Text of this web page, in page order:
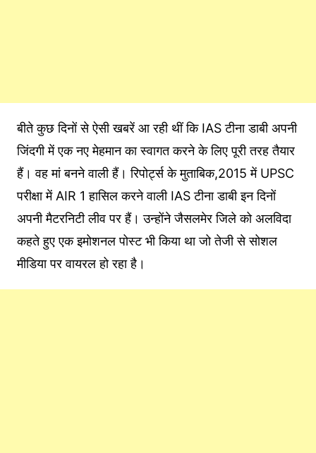
बीते कुछ दिनों से ऐसी खबरें आ रही थीं कि IAS टीना डाबी अपनी
जिंदगी में एक नए मेहमान का स्वागत करने के लिए पूरी तरह तैयार
हैं। वह मां बनने वाली हैं। रिपोर्ट्स के मुताबिक,2015 में UPSC
परीक्षा में AIR 1 हासिल करने वाली IAS टीना डाबी इन दिनों
अपनी मैटरनिटी लीव पर हैं। उन्होंने जैसलमेर जिले को अलविदा
कहते हुए एक इमोशनल पोस्ट भी किया था जो तेजी से सोशल
मीडिया पर वायरल हो रहा है।